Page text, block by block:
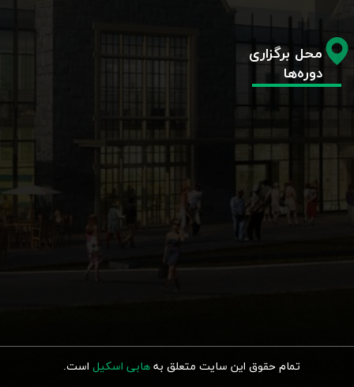
تمام حقوق این سایت متعلق به هابی اسکیل است.
محل برگزاری
دوره‌ها